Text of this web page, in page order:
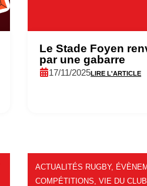
Le Stade Foyen
par une gabarre
17/11/2025LIRE L'ARTICLE
ACTUALITÉS RUGBY,
COMPÉTITIONS ,VIE DU CLUB